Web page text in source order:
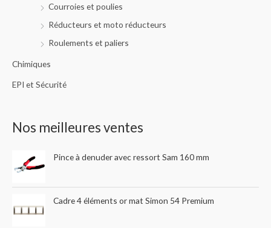
Courroies et poulies
Réducteurs et moto réducteurs
Roulements et paliers
Chimiques
EPI et Sécurité
Nos meilleures ventes
Pince à denuder avec ressort Sam 160 mm
Cadre 4 éléments or mat Simon 54 Premium